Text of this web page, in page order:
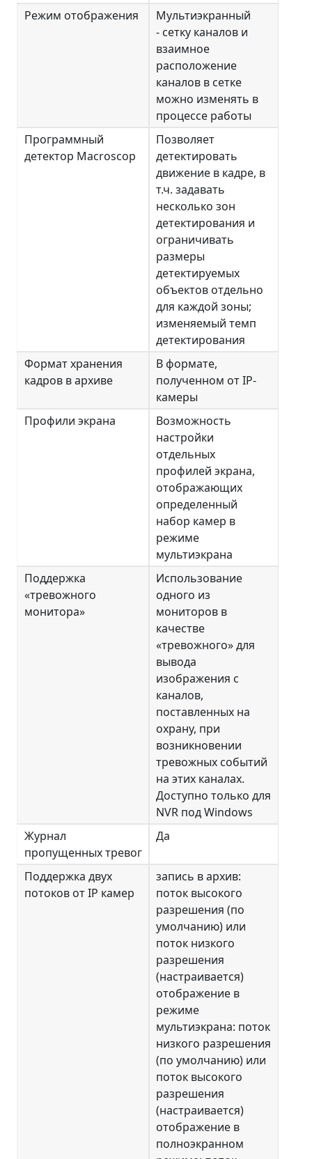
Режим отображения
Мультиэкранный
- сетку каналов и
взаимное
расположение
каналов в сетке
можно изменять в
процессе работы
Программный
детектор Macroscop
Позволяет
детектировать
движение в кадре, в
т.ч. задавать
несколько зон
детектирования и
ограничивать
размеры
детектируемых
объектов отдельно
для каждой зоны;
изменяемый темп
детектирования
Формат хранения
кадров в архиве
В формате,
полученном от IP-
камеры
Профили экрана
Возможность
настройки
отдельных
профилей экрана,
отображающих
определенный
набор камер в
режиме
мультиэкрана
Поддержка
«тревожного
монитора»
Использование
одного из
мониторов в
качестве
«тревожного» для
вывода
изображения с
каналов,
поставленных на
охрану, при
возникновении
тревожных событий
на этих каналах.
Доступно только для
NVR под Windows
Журнал
пропущенных тревог
Да
Поддержка двух
потоков от IP камер
запись в архив:
поток высокого
разрешения (по
умолчанию) или
поток низкого
разрешения
(настраивается)
отображение в
режиме
мультиэкрана: поток
низкого разрешения
(по умолчанию) или
поток высокого
разрешения
(настраивается)
отображение в
полноэкранном